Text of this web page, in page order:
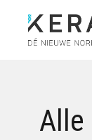
Alle